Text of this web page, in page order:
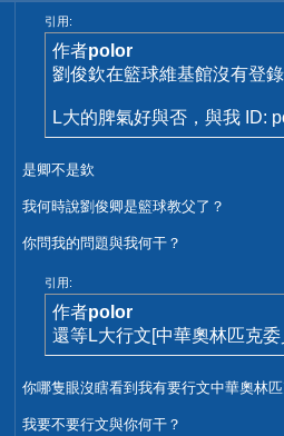
引用:
作者polor
劉俊欽在籃球維基館沒有登
L大的脾氣好與否，與我 ID:
是卿不是欽
我何時說劉俊卿是籃球教父了？
你問我的問題與我何干？
引用:
作者polor
還等L大行文[中華奧林匹克
你哪隻眼沒瞎看到我有要行文中華奧林
我要不要行文與你何干？